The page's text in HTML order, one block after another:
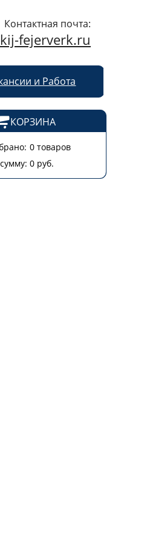
Контактная почта:
fejerverk.ru
и Работа
КОРЗИНА
0 товаров
0 руб.